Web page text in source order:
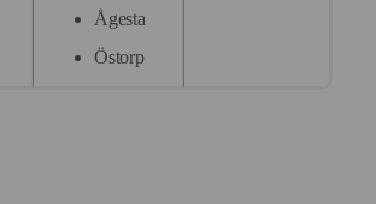
Ågesta
Östorp